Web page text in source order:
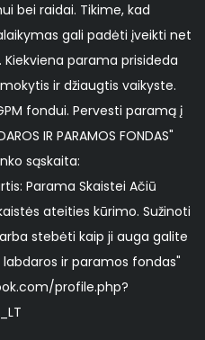
bei raidai. Tikime, kad
gali padėti įveikti net
Kiekviena parama prisideda
ir džiaugtis vaikyste.
fondui. Pervesti paramą į
IR PARAMOS FONDAS"
sąskaita:
Parama Skaistei Ačiū
ateities kūrimo. Sužinoti
stebėti kaip ji auga galite
ir paramos fondas"
profile.php?